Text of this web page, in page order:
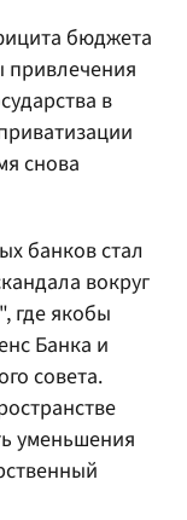
бюджета
привлечения
в
снова
банков стал
вокруг
", где якобы
Банка и
совета.
уменьшения